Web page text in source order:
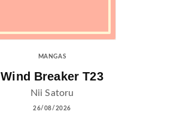
MANGAS
Wind Breaker T23
Nii Satoru
26/08/2026